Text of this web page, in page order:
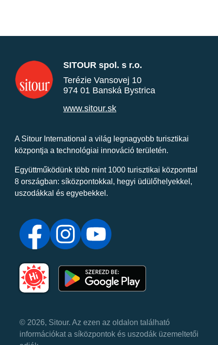
SITOUR spol. s r.o.
Terézie Vansovej 10
974 01 Banská Bystrica
www.sitour.sk
A Sitour International a világ legnagyobb turisztikai
központja a technológiai innováció területén.
Együttműködünk több mint 1000 turisztikai központtal
8 országban: síközpontokkal, hegyi üdülőhelyekkel,
uszodákkal és egyebekkel.
© 2026, Sitour. Az ezen az oldalon található
információkat a síközpontok és uszodák üzemeltetői